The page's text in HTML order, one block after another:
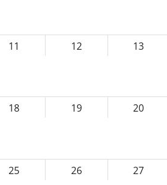
11 12 13
18 19 20
25 26 27